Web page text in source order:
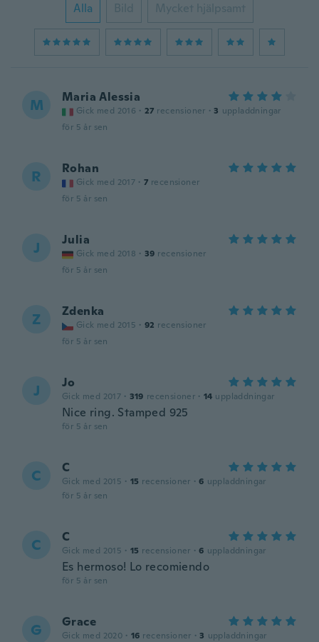
Alla Bild Mycket hjälpsamt
M Maria Alessia
Gick med 2016 · 27 recensioner · 3 uppladdningar
för 5 år sen
R Rohan
Gick med 2017 · 7 recensioner
för 5 år sen
J Julia
Gick med 2018 · 39 recensioner
för 5 år sen
Z Zdenka
Gick med 2015 · 92 recensioner
för 5 år sen
J Jo
Gick med 2017 · 319 recensioner · 14 uppladdningar
Nice ring. Stamped 925
för 5 år sen
C C
Gick med 2015 · 15 recensioner · 6 uppladdningar
för 5 år sen
C C
Gick med 2015 · 15 recensioner · 6 uppladdningar
Es hermoso! Lo recomiendo
för 5 år sen
G Grace
Gick med 2020 · 16 recensioner · 3 uppladdningar